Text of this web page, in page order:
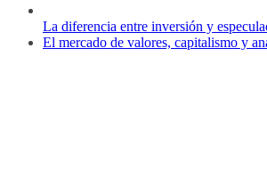
La diferencia entre inversión y
El mercado de valores, capitalismo y